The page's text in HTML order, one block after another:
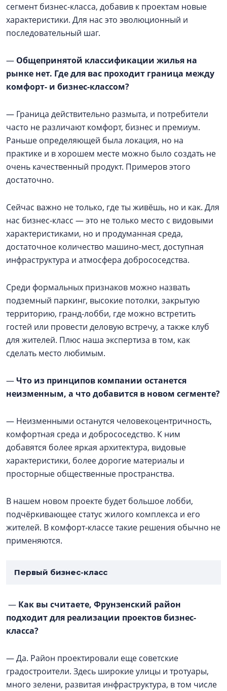
сегмент бизнес-класса, добавив к проектам новые
характеристики. Для нас это эволюционный и
последовательный шаг.
— Общепринятой классификации жилья на
рынке нет. Где для вас проходит граница между
комфорт- и бизнес-классом?
— Граница действительно размыта, и потребители
часто не различают комфорт, бизнес и премиум.
Раньше определяющей была локация, но на
практике и в хорошем месте можно было создать не
очень качественный продукт. Примеров этого
достаточно.
Сейчас важно не только, где ты живёшь, но и как. Для
нас бизнес-класс — это не только место с видовыми
характеристиками, но и продуманная среда,
достаточное количество машино-мест, доступная
инфраструктура и атмосфера добрососедства.
Среди формальных признаков можно назвать
подземный паркинг, высокие потолки, закрытую
территорию, гранд-лобби, где можно встретить
гостей или провести деловую встречу, а также клуб
для жителей. Плюс наша экспертиза в том, как
сделать место любимым.
—Что из принципов компании останется
неизменным, а что добавится в новом сегменте?
— Неизменными останутся человекоцентричность,
комфортная среда и добрососедство. К ним
добавятся более яркая архитектура, видовые
характеристики, более дорогие материалы и
просторные общественные пространства.
В нашем новом проекте будет большое лобби,
подчёркивающее статус жилого комплекса и его
жителей. В комфорт-классе такие решения обычно не
применяются.
Первый бизнес-класс
— Как вы считаете, Фрунзенский район
подходит для реализации проектов бизнес-
класса?
— Да. Район проектировали еще советские
градостроители. Здесь широкие улицы и тротуары,
много зелени, развитая инфраструктура, в том числе